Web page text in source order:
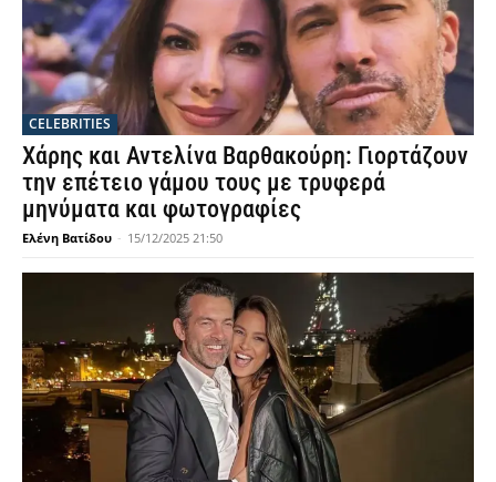
CELEBRITIES
Χάρης και Αντελίνα Βαρθακούρη: Γιορτάζουν
την επέτειο γάμου τους με τρυφερά
μηνύματα και φωτογραφίες
Ελένη Βατίδου - 15/12/2025 21:50